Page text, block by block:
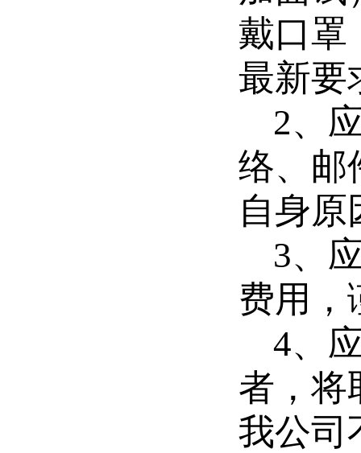
戴口罩
最新要
2、
络、邮
自身
3、
费用，
4、
者，将
我公司